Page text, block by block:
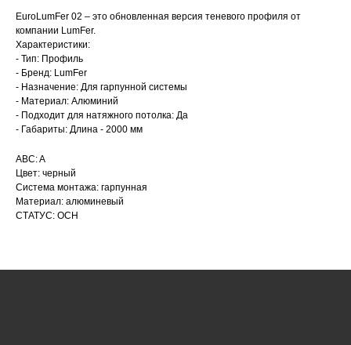
EuroLumFer 02 – это обновленная версия теневого профиля от
компании LumFer.
Характеристики:
- Тип: Профиль
- Бренд: LumFer
- Назначение: Для гарпунной системы
- Материал: Алюминий
- Подходит для натяжного потолка: Да
- Габариты: Длина - 2000 мм
ABC: A
Цвет: черный
Система монтажа: гарпунная
Материал: алюминевый
СТАТУС: ОСН
СБ.: С 9:00 ДО 15:00
А. НЕВСКОГО, 210Б
УСЛУГИ
СБ.: ВЫХОДНОЙ
+7 908 290 07 75
КАТАЛОГ